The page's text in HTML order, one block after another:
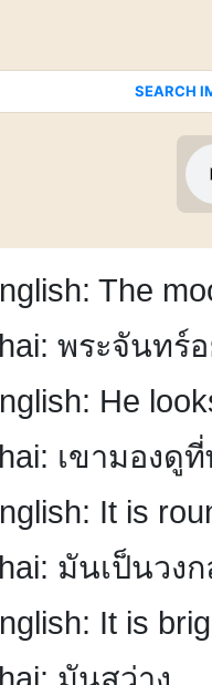
SEARCH
The
พระจันทร์
He
เขามองดู
It is
มันเป็นวง
It is